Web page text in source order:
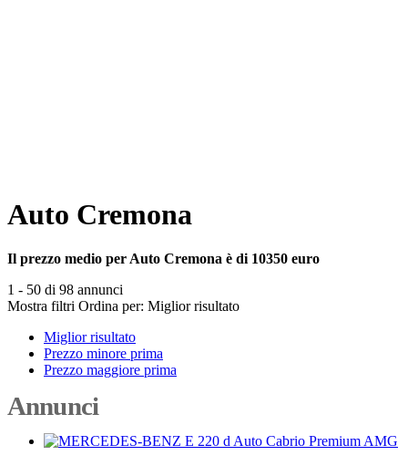
Auto Cremona
Il prezzo medio per Auto Cremona è di 10350 euro
1 - 50 di 98 annunci
Mostra filtri Ordina per: Miglior risultato
Miglior risultato
Prezzo minore prima
Prezzo maggiore prima
Annunci